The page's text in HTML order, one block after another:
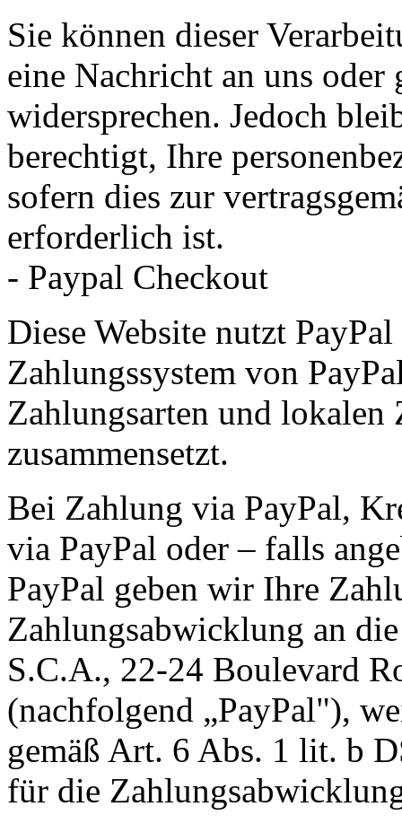
Sie können dieser
eine Nachricht an uns oder
widersprechen. Jedoch
berechtigt, Ihre
sofern dies zur
erforderlich ist.
- Paypal Checkout
Diese Website nutzt
Zahlungssystem von
Zahlungsarten und
zusammensetzt.
Bei Zahlung via PayPal,
via PayPal oder – falls
PayPal geben wir Ihre
Zahlungsabwicklung an
S.C.A., 22-24 Boulevard
(nachfolgend „PayPal"),
gemäß Art. 6 Abs. 1 lit. b
für die